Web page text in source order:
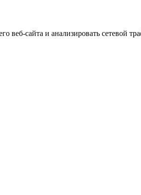
веб-сайта и анализировать сетевой